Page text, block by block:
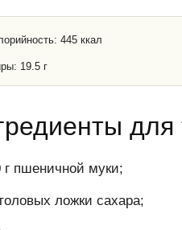
445 ккал
19.5 г
для
г пшеничной муки;
ложки сахара;